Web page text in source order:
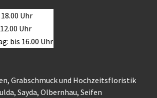
Uhr
Uhr
bis 16.00 Uhr
Grabschmuck und Hochzeitsfloristik
Sayda, Olbernhau, Seifen